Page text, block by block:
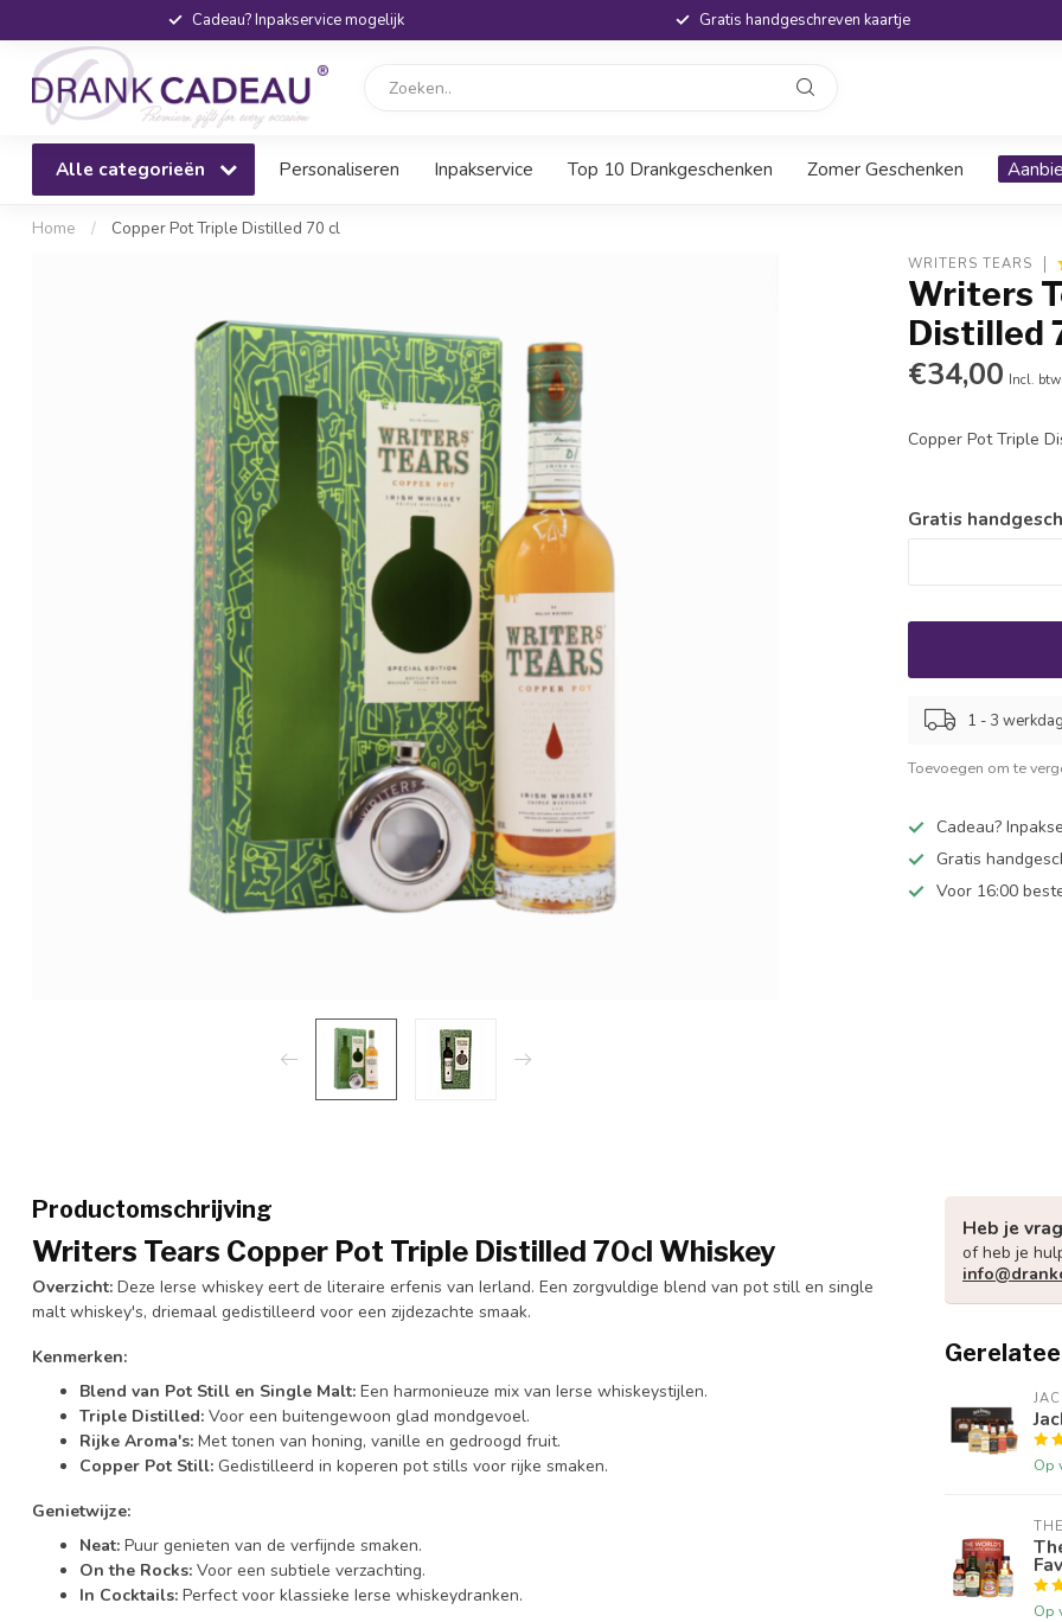
Cadeau? Inpakservice mogelijk Gratis handgeschreven kaartje
Alle categorieën Personaliseren Inpakservice Top 10 Drankgeschenken Zomer Geschenken
Home / Copper Pot Triple Distilled 70 cl
WRITERS TEARS
Writers
Distilled
€34,00 Incl. btw
Copper Pot Triple
Gratis
1 - 3
Toevoegen om te
Cadeau?
Gratis
Voor 16:00
Productomschrijving
Writers Tears Copper Pot Triple Distilled 70cl Whiskey
Overzicht: Deze Ierse whiskey eert de literaire erfenis van Ierland. Een zorgvuldige blend van pot still en single
malt whiskey's, driemaal gedistilleerd voor een zijdezachte smaak.
Kenmerken:
Blend van Pot Still en Single Malt: Een harmonieuze mix van Ierse whiskeystijlen.
Triple Distilled: Voor een buitengewoon glad mondgevoel.
Rijke Aroma's: Met tonen van honing, vanille en gedroogd fruit.
Copper Pot Still: Gedistilleerd in koperen pot stills voor rijke smaken.
Genietwijze:
Neat: Puur genieten van de verfijnde smaken.
On the Rocks: Voor een subtiele verzachting.
In Cocktails: Perfect voor klassieke Ierse whiskeydranken.
Heb je
of heb je
Op
Op